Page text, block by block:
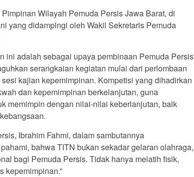
Wilayah Pemuda Persis Jawa Barat, di
yang didampingi oleh Wakil Sekretaris Pemuda
ini adalah sebagai upaya pembinaan Pemuda Persis
serangkaian kegiatan mulai dari perlombaan
kajian kepemimpinan. Kompetisi yang dihadirkan
dan kepemimpinan berkelanjutan, guna
memimpin dengan nilai-nilai keberlanjutan, baik
Ibrahim Fahmi, dalam sambutannya
bahwa TITN bukan sekadar gelaran olahraga,
bagi Pemuda Persis. Tidak hanya melatih fisik,
kepemimpinan.”